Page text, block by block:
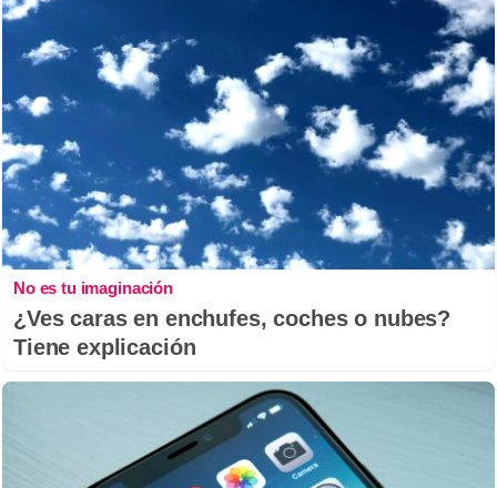
No es tu imaginación
¿Ves caras en enchufes, coches o nubes?
Tiene explicación